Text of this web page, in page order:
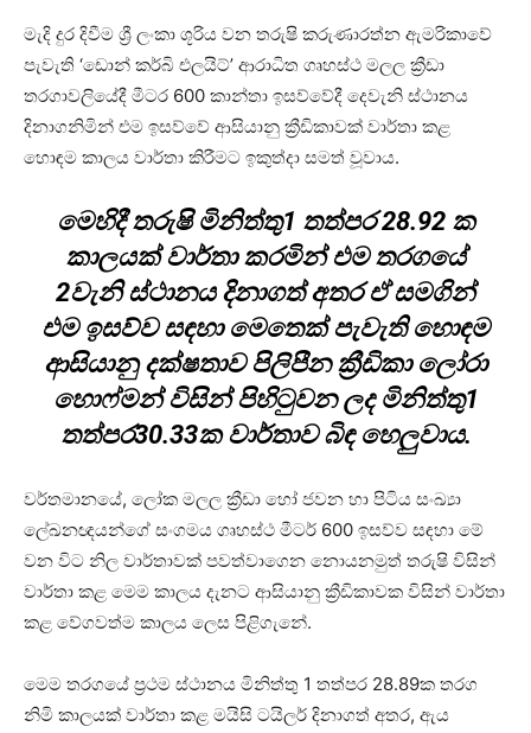
මැදි දුර දිවීම ශ්‍රී ලංකා ශූරිය වන තරුෂි කරුණාරත්න ඇමරිකාවේ
පැවැති ‘ඩොන් කර්බි එලයිට්’ ආරාධිත ගෘහස්ථ මලල ක්‍රීඩා
තරගාවලියේදී මීටර 600 කාන්තා ඉසව්වේදී දෙවැනි ස්ථානය
දිනාගනිමින් එම ඉසව්වේ ආසියානු ක්‍රීඩිකාවක් වාර්තා කළ
හොඳම කාලය වාර්තා කිරීමට ඉකුත්දා සමත් වූවාය.
මෙහිදී තරුෂි මිනිත්තු1 තත්පර 28.92 ක
කාලයක් වාර්තා කරමින් එම තරගයේ
2වැනි ස්ථානය දිනාගත් අතර ඒ සමගින්
එම ඉසව්ව සඳහා මෙතෙක් පැවැති හොඳම
ආසියානු දක්ෂතාව පිලිපීන ක්‍රීඩිකා ලෝරා
හොෆ්මන් විසින් පිහිටුවන ලද මිනිත්තු1
තත්පර30.33ක වාර්තාව බිඳ හෙලුවාය.
වර්තමානයේ, ලෝක මලල ක්‍රීඩා හෝ ජවන හා පිටිය සංඛ්‍යා
ලේඛනඥයන්ගේ සංගමය ගෘහස්ථ මීටර් 600 ඉසව්ව සඳහා මේ
වන විට නිල වාර්තාවක් පවත්වාගෙන නොයනමුත් තරුෂි විසින්
වාර්තා කළ මෙම කාලය දැනට ආසියානු ක්‍රීඩිකාවක විසින් වාර්තා
කළ වේගවත්ම කාලය ලෙස පිළිගැනේ.
මෙම තරගයේ ප්‍රථම ස්ථානය මිනිත්තු 1 තත්පර 28.89ක තරග
නිමි කාලයක් වාර්තා කළ මයිසි ටයිලර් දිනාගත් අතර, ඇය